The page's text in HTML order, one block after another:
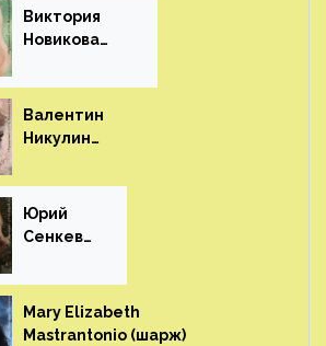
Виктория
Новикова
Валентин
Никулин
Юрий
Сенкеви
Mary Elizabeth
Mastrantonio (шарж)⁠⁠